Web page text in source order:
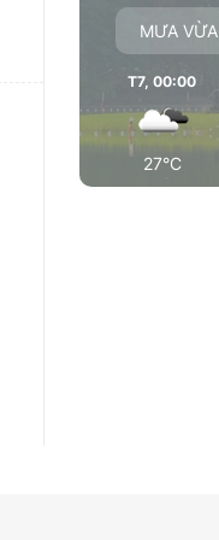
MƯA VỪA
T7, 00:00
27°C